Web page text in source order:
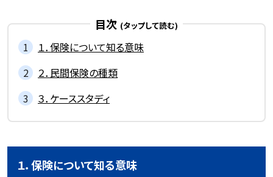
目次
１．保険について知る意味
２．民間保険の種類
３．ケーススタディ
１．保険について知る意味